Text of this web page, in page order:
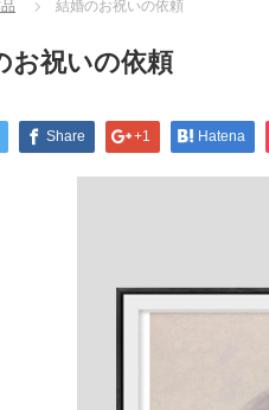
結婚のお祝いの依頼
お祝いの依頼
Share +1 Hatena